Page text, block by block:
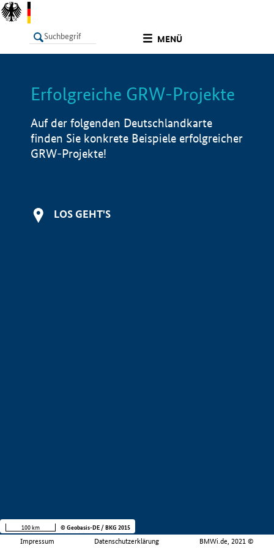
MENÜ
LISTE Info
Erfolgreiche GRW-Projekte
Auf der folgenden Deutschlandkarte
finden Sie konkrete Beispiele erfolgreicher
GRW-Projekte!
LOS GEHT'S
Impressum Datenschutzerklärung BMWi.de, 2021 ©
100 km © Geobasis-DE / BKG 2015